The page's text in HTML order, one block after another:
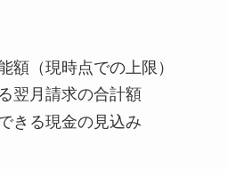
額（現時点での上限）
翌月請求の合計額
きる現金の見込み